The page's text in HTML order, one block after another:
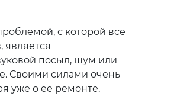
с которой все
является
посыл, шум или
Своими силами очень
уже о ее ремонте.